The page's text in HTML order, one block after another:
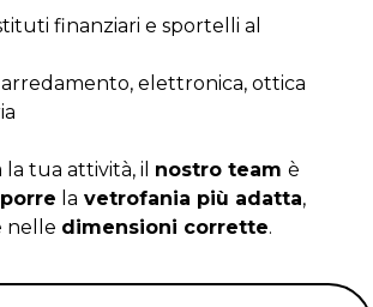
finanziari e sportelli al
elettronica, ottica
tua attività, il nostro team è
la vetrofania più adatta,
nelle dimensioni corrette.